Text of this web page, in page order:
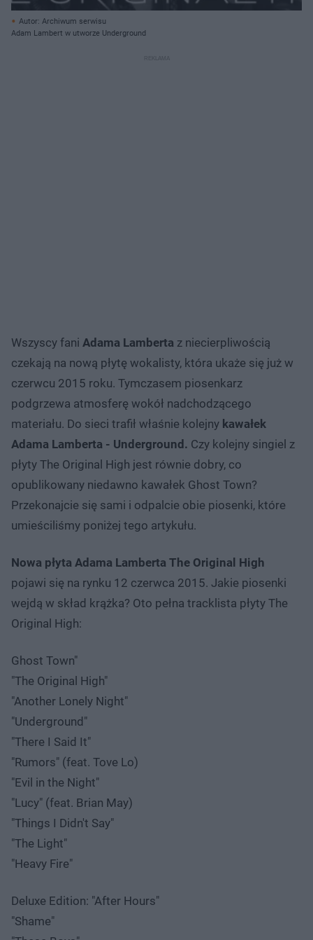
Autor: Archiwum serwisu
Adam Lambert w utworze Underground
Wszyscy fani Adama Lamberta z niecierpliwością
czekają na nową płytę wokalisty, która ukaże się już w
czerwcu 2015 roku. Tymczasem piosenkarz
podgrzewa atmosferę wokół nadchodzącego
materiału. Do sieci trafił właśnie kolejny kawałek
Adama Lamberta - Underground. Czy kolejny singiel z
płyty The Original High jest równie dobry, co
opublikowany niedawno kawałek Ghost Town?
Przekonajcie się sami i odpalcie obie piosenki, które
umieściliśmy poniżej tego artykułu.
Nowa płyta Adama Lamberta The Original High
pojawi się na rynku 12 czerwca 2015. Jakie piosenki
wejdą w skład krążka? Oto pełna tracklista płyty The
Original High:
Ghost Town"
"The Original High"
"Another Lonely Night"
"Underground"
"There I Said It"
"Rumors" (feat. Tove Lo)
"Evil in the Night"
"Lucy" (feat. Brian May)
"Things I Didn't Say"
"The Light"
"Heavy Fire"
Deluxe Edition: "After Hours"
"Shame"